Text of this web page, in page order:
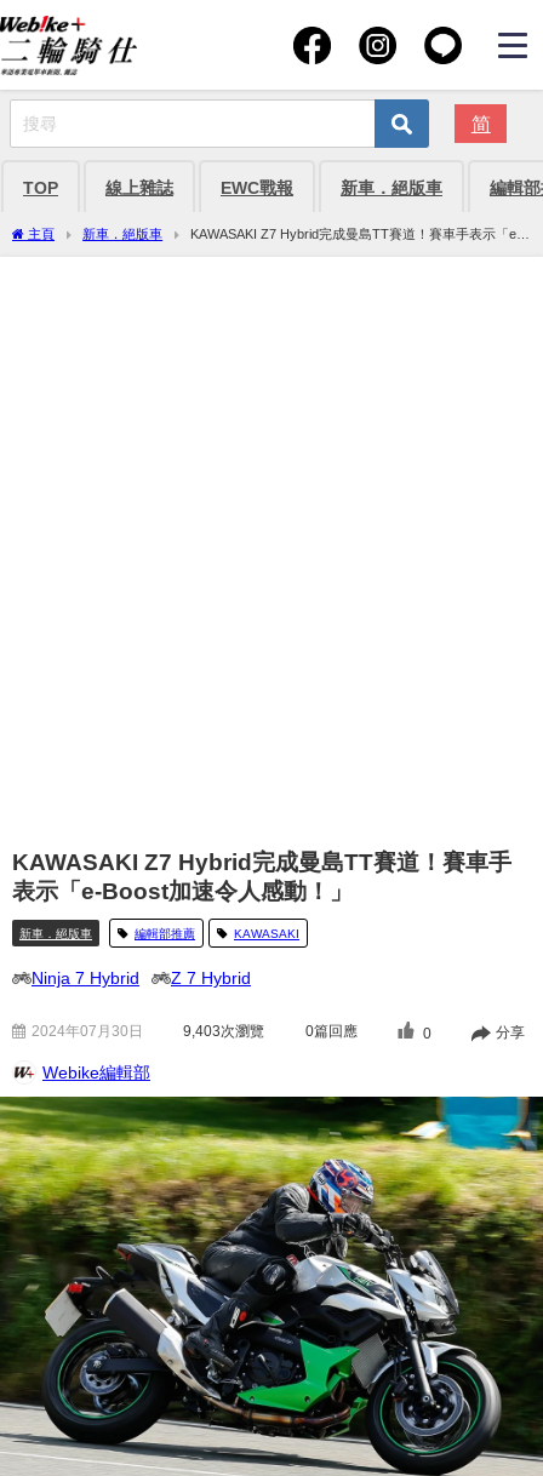
简
TOP 線上雜誌 EWC戰報 新車．絕版車 編輯
主頁 新車．絕版車
KAWASAKI Z7 Hybrid完成曼島TT賽道！賽車手表示「e-
Boost加速令人感動！」
KAWASAKI Z7 Hybrid完成曼島TT賽道！賽車手
表示「e-Boost加速令人感動！」
新車．絕版車 編輯部推薦 KAWASAKI
Ninja 7 Hybrid Z 7 Hybrid
2024年07月30日 9,403次瀏覽 0篇回應 0 分享
Webike編輯部